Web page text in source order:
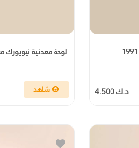
د.ك 4.500
لوحة معدنية
شاهد